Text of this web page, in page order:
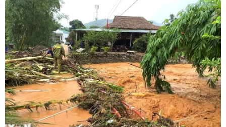
Thủ tướng yêu cầu các Bộ, cơ quan, địa phương
quyết liệt chỉ đạo triển khai thực hiện nhiệm vụ
này, quyết tâm hoàn thành mục tiêu xóa nhà
tạm, nhà dột nát trên phạm vi cả nước trước
ngày 31/8/2025; trong đó hỗ trợ nhà ở cho người
có công, gia đình liệt sỹ hoàn thành trước ngày
24/7/2025 nhằm thiết thực kỷ niệm 78 năm Ngày
Thương binh-Liệt sỹ, 80 năm Cách mạng tháng